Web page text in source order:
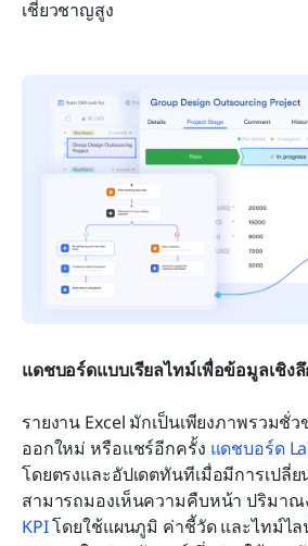
เชี่ยวชาญสูง
แดชบอร์ดแบบเรียลไทม์เพื่อข้อมูลเชิง
รายงาน Excel มักเป็นเพียงภาพรวมชั่
ออกใหม่ หรือแชร์อีกครั้ง แดชบอร์ด
โดยตรงและอัปเดตทันทีเมื่อมีการเปลี่
KPI โดยใช้แผนภูมิ ค่าชี้วัด และไทม์ไล